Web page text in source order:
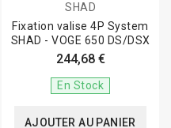
SHAD
Fixation valise 4P System
SHAD - VOGE 650 DS/DSX
244,68 €
En Stock
AJOUTER AU PANIER